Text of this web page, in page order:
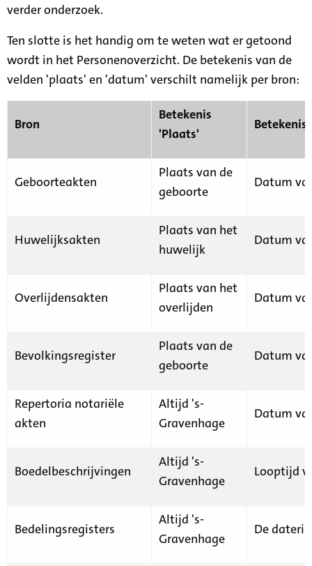
verder onderzoek.
Ten slotte is het handig om te weten wat er getoond
wordt in het Personenoverzicht. De betekenis van de
velden 'plaats' en 'datum' verschilt namelijk per bron:
Bron
Betekenis
'Plaats'
Geboorteakten
Plaats van de
geboorte
Datum
Huwelijksakten
Plaats van het
huwelijk
Datum
Overlijdensakten
Plaats van het
overlijden
Datum
Bevolkingsregister
Plaats van de
geboorte
Datum
Repertoria notariële
akten
Altijd 's-
Gravenhage
Datum
Boedelbeschrijvingen
Altijd 's-
Gravenhage
Looptijd
Bedelingsregisters
Altijd 's-
Gravenhage
De